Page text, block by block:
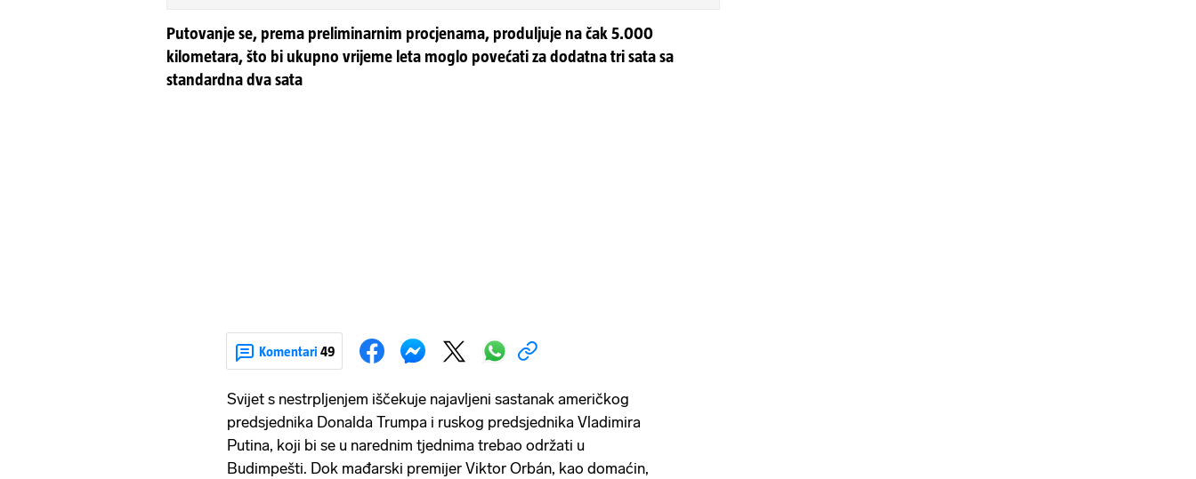
Putovanje se, prema preliminarnim procjenama, produljuje na čak 5.000
kilometara, što bi ukupno vrijeme leta moglo povećati za dodatna tri sata sa
standardna dva sata
Komentari 49
Svijet s nestrpljenjem iščekuje najavljeni sastanak američkog
predsjednika Donalda Trumpa i ruskog predsjednika Vladimira
Putina, koji bi se u narednim tjednima trebao održati u
Budimpešti. Dok mađarski premijer Viktor Orbán, kao domaćin,